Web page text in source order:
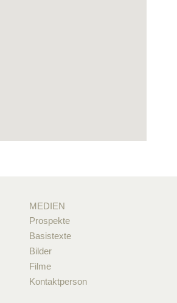
MEDIEN
Prospekte
Basistexte
Bilder
Filme
Kontaktperson